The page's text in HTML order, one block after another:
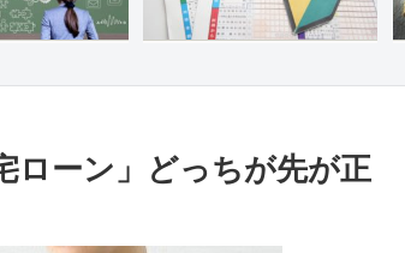
ローン」どっちが先が正